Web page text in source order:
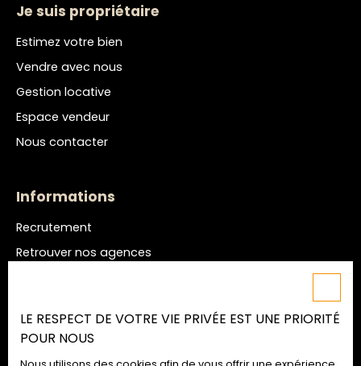
Je suis propriétaire
Estimez votre bien
Vendre avec nous
Gestion locative
Espace vendeur
Nous contacter
Informations
Recrutement
Retrouver nos agences
Politique de confidentialité
LE RESPECT DE VOTRE VIE PRIVÉE EST UNE PRIORITÉ
POUR NOUS